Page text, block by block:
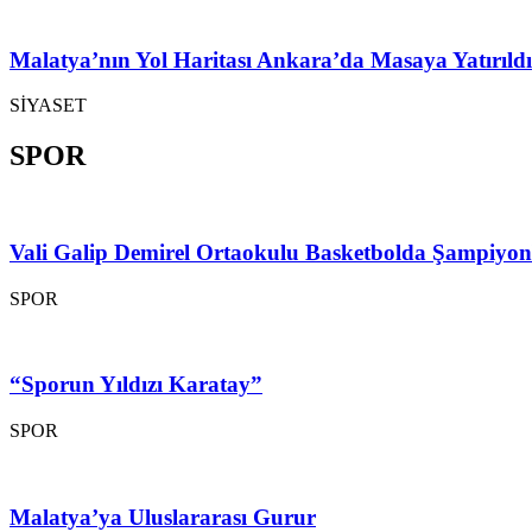
Malatya’nın Yol Haritası Ankara’da Masaya Yatırıldı
SİYASET
SPOR
Vali Galip Demirel Ortaokulu Basketbolda
SPOR
“Sporun Yıldızı Karatay”
SPOR
Malatya’ya Uluslararası Gurur